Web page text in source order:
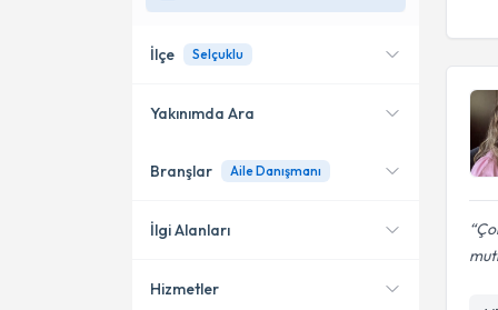
İlçe Selçuklu
Selçuklu
Meram
Yakınımda Ara
Konumuma yakın uzmanları
Branşlar Aile Danışmanı
Aile Danışmanı
İlgi Alanları
Hizmetler